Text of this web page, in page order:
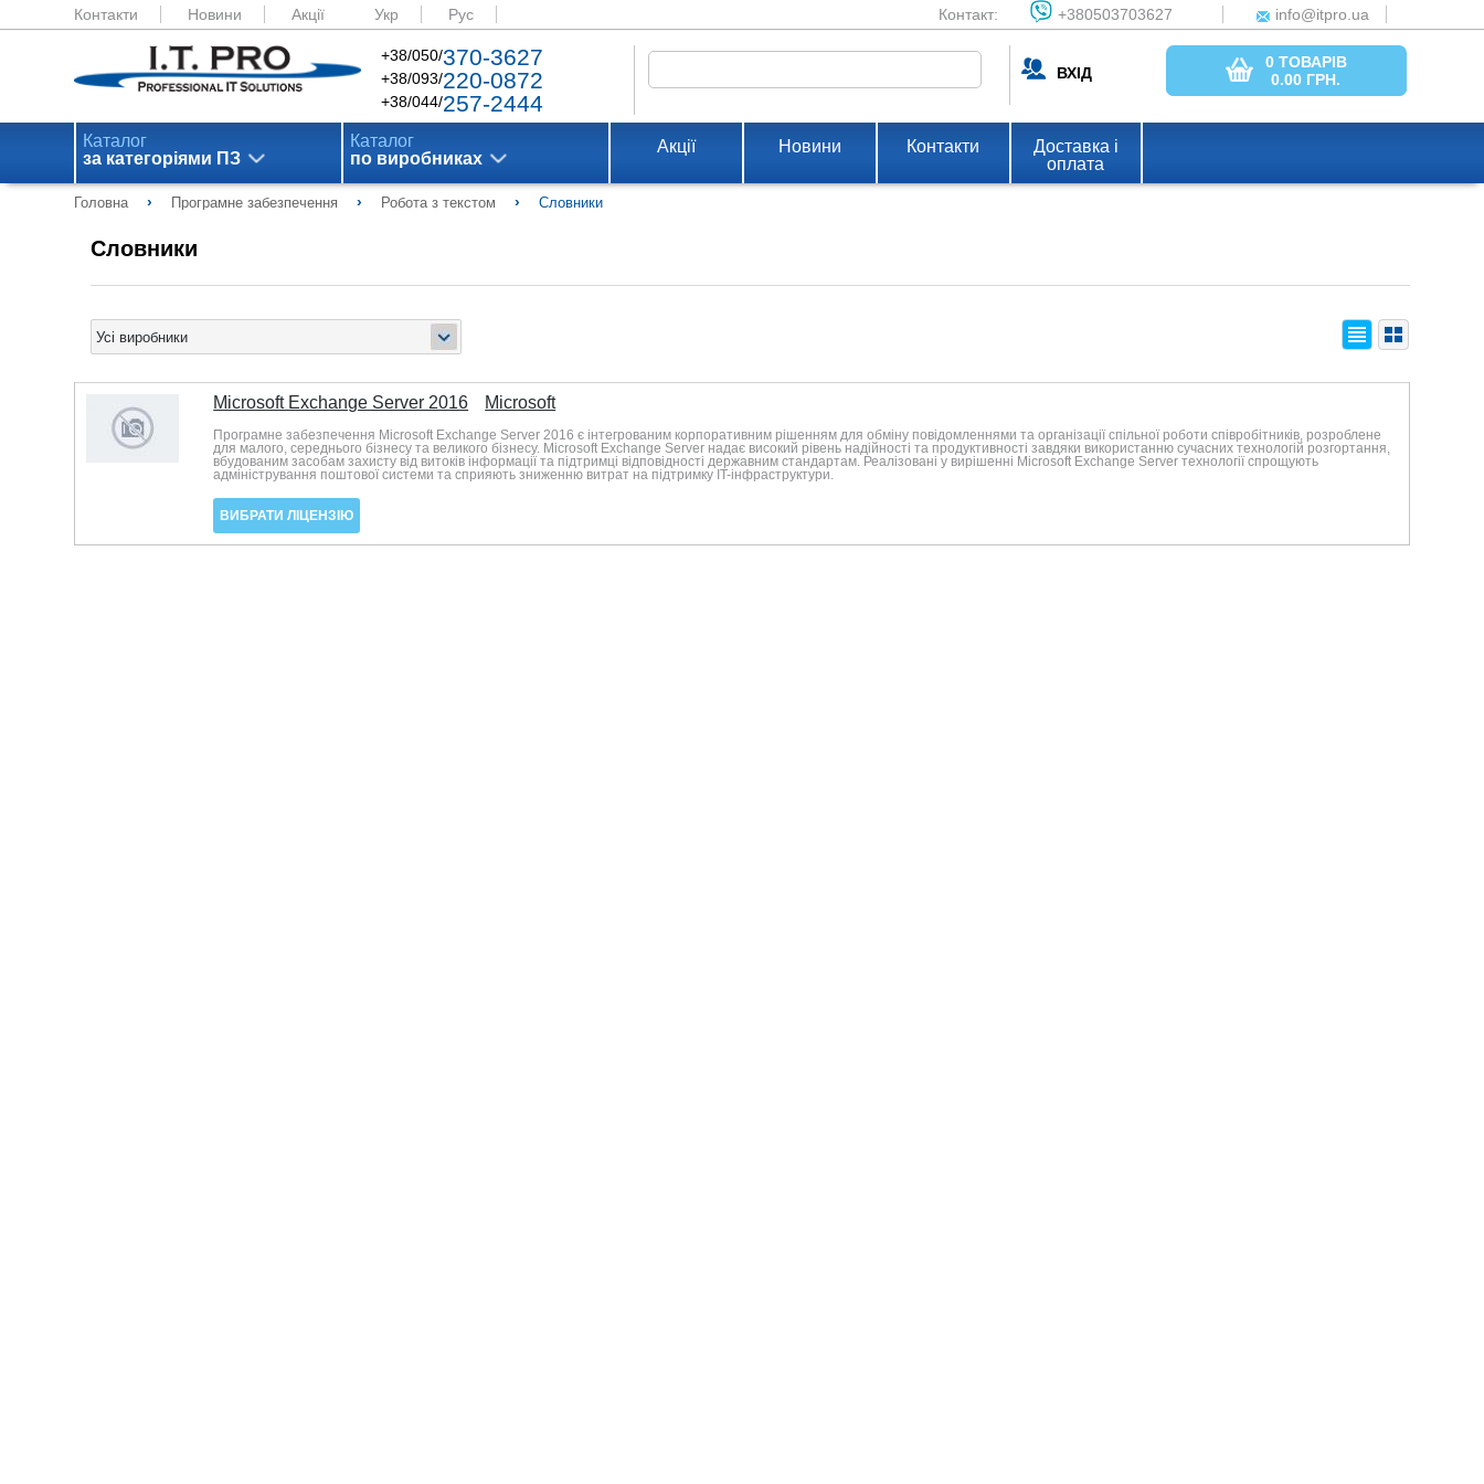
Контакти Новини Акції Укр Рус Контакт: +380503703627 info@itpro.ua
+38/050/370-3627
+38/093/220-0872
+38/044/257-2444
ВХІД
0 ТОВАРІВ
0.00 ГРН.
Каталог
за категоріями ПЗ
Каталог
по виробниках
Акції Новини Контакти
Доставка і
оплата
Головна › Програмне забезпечення › Робота з текстом › Словники
Словники
Microsoft Exchange Server 2016 Microsoft
Програмне забезпечення Microsoft Exchange Server 2016 є інтегрованим корпоративним рішенням для обміну повідомленнями та організації спільної роботи співробітників, розроблене
для малого, середнього бізнесу та великого бізнесу. Microsoft Exchange Server надає високий рівень надійності та продуктивності завдяки використанню сучасних технологій розгортання,
вбудованим засобам захисту від витоків інформації та підтримці відповідності державним стандартам. Реалізовані у вирішенні Microsoft Exchange Server технології спрощують
адміністрування поштової системи та сприяють зниженню витрат на підтримку IT-інфраструктури.
ВИБРАТИ ЛІЦЕНЗІЮ